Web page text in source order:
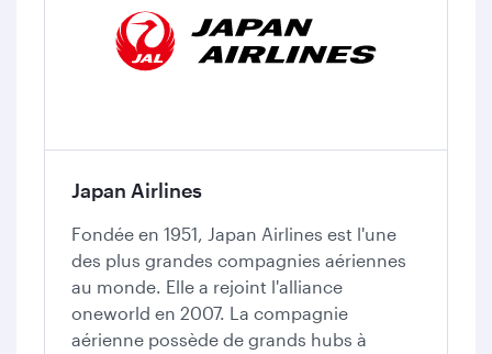
Japan Airlines
Fondée en 1951, Japan Airlines est l'une
des plus grandes compagnies aériennes
au monde. Elle a rejoint l'alliance
oneworld en 2007. La compagnie
aérienne possède de grands hubs à